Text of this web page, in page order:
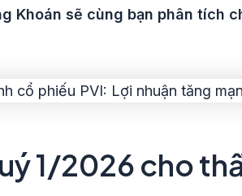
Khoán sẽ cùng bạn phân tích
1/2026 cho